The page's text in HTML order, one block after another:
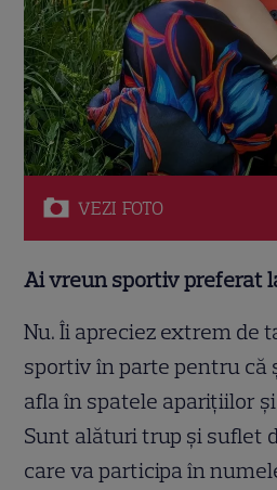
VEZI FOTO
Ai vreun sportiv preferat
Nu. Îi apreciez extrem de
sportiv în parte pentru că
afla în spatele aparițiilor
Sunt alături trup și suflet
care va participa în